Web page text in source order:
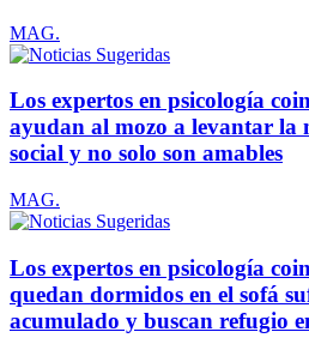
MAG.
Los expertos en psicología
ayudan al mozo a levantar la
social y no solo son amables
MAG.
Los expertos en psicología
quedan dormidos en el sofá
acumulado y buscan refugio